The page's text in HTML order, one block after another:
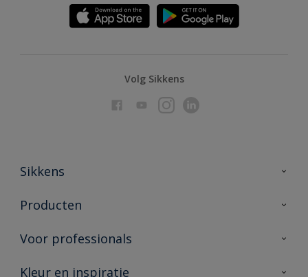
Volg Sikkens
Sikkens
Over Sikkens
Duurzaamheid
Producten
Producten voor binnen
Voor professionals
Advies & service
Kleur en inspiratie